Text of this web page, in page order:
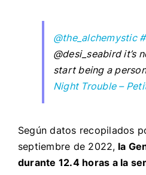
@the_alchemystic
@desi_seabird it’s
start being a
Night Trouble –
Según datos recopilados
septiembre de 2022, la
durante 12.4 horas a la